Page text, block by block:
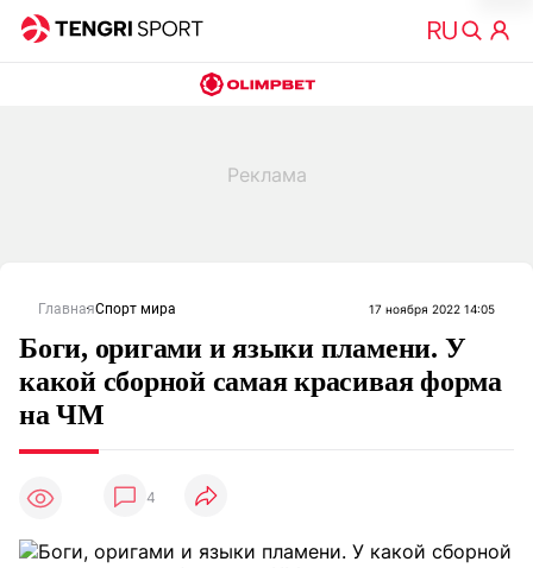
ГлавнаяСпорт мира 17 ноября 2022 14:05
Боги, оригами и языки пламени. У
какой сборной самая красивая форма
на ЧМ
4